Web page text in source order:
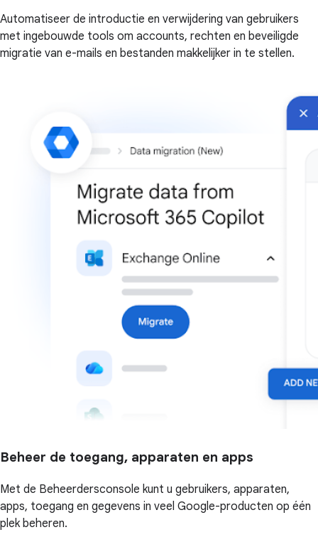
Automatiseer de introductie en verwijdering van gebruikers
met ingebouwde tools om accounts, rechten en beveiligde
migratie van e-mails en bestanden makkelijker in te stellen.
Beheer de toegang, apparaten en apps
Met de Beheerdersconsole kunt u gebruikers, apparaten,
apps, toegang en gegevens in veel Google-producten op één
plek beheren.